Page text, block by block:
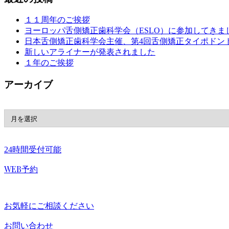
１１周年のご挨拶
ヨーロッパ舌側矯正歯科学会（ESLO）に参加してきま
日本舌側矯正歯科学会主催、第4回舌側矯正タイポドン
新しいアライナーが発表されました
１年のご挨拶
アーカイブ
24時間受付可能
WEB予約
お気軽にご相談ください
お問い合わせ